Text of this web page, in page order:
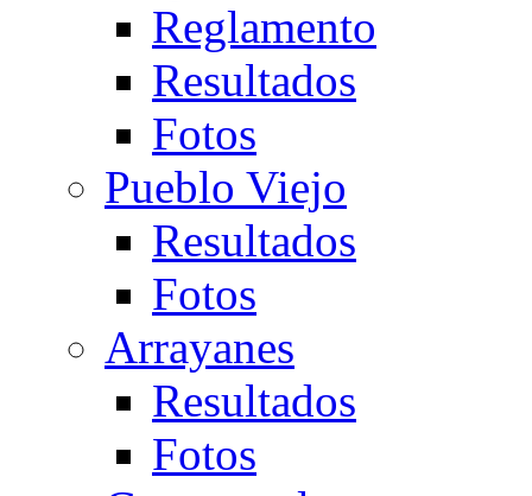
Reglamento
Resultados
Fotos
Pueblo Viejo
Resultados
Fotos
Arrayanes
Resultados
Fotos